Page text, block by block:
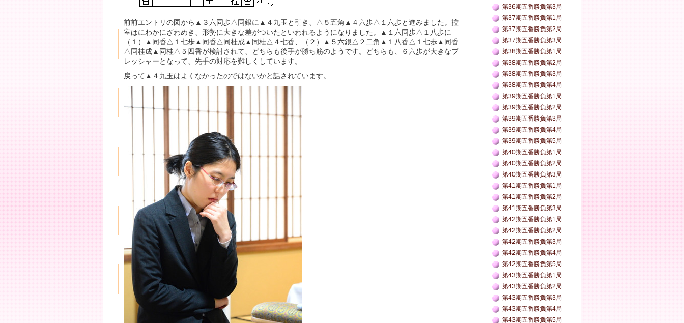
前前エントリの図から▲３六同歩△同銀に▲４九玉と引き、△５五角▲４六歩△１六歩と進みました。控
室はにわかにざわめき、形勢に大きな差がついたといわれるようになりました。▲１六同歩△１八歩に
（１）▲同香△１七歩▲同香△同桂成▲同桂△４七香、（２）▲５六銀△２二角▲１八香△１七歩▲同香
△同桂成▲同桂△５四香が検討されて、どちらも後手が勝ち筋のようです。どちらも、６六歩が大きなプ
レッシャーとなって、先手の対応を難しくしています。
戻って▲４九玉はよくなかったのではないかと話されています。
第36期五番勝負第3局
第37期五番勝負第1局
第37期五番勝負第2局
第37期五番勝負第3局
第38期五番勝負第1局
第38期五番勝負第2局
第38期五番勝負第3局
第38期五番勝負第4局
第39期五番勝負第1局
第39期五番勝負第2局
第39期五番勝負第3局
第39期五番勝負第4局
第39期五番勝負第5局
第40期五番勝負第1局
第40期五番勝負第2局
第40期五番勝負第3局
第41期五番勝負第1局
第41期五番勝負第2局
第41期五番勝負第3局
第42期五番勝負第1局
第42期五番勝負第2局
第42期五番勝負第3局
第42期五番勝負第4局
第42期五番勝負第5局
第43期五番勝負第1局
第43期五番勝負第2局
第43期五番勝負第3局
第43期五番勝負第4局
第43期五番勝負第5局